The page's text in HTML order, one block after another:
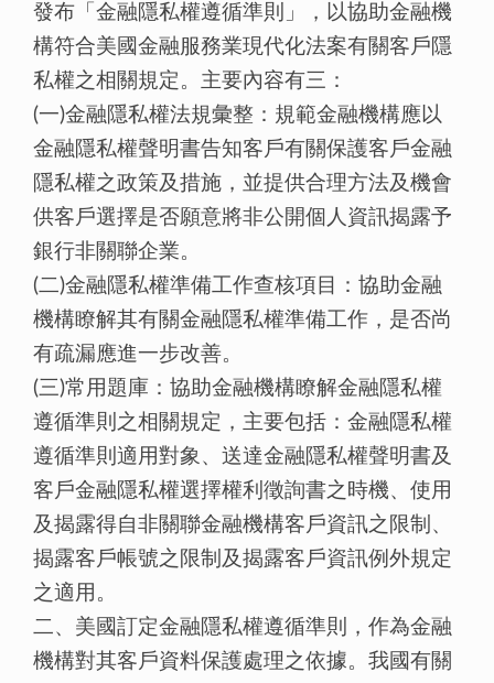
發布「金融隱私權遵循準則」，以協助金融機
構符合美國金融服務業現代化法案有關客戶隱
私權之相關規定。主要內容有三：
(一)金融隱私權法規彙整：規範金融機構應以
金融隱私權聲明書告知客戶有關保護客戶金融
隱私權之政策及措施，並提供合理方法及機會
供客戶選擇是否願意將非公開個人資訊揭露予
銀行非關聯企業。
(二)金融隱私權準備工作查核項目：協助金融
機構瞭解其有關金融隱私權準備工作，是否尚
有疏漏應進一步改善。
(三)常用題庫：協助金融機構瞭解金融隱私權
遵循準則之相關規定，主要包括：金融隱私權
遵循準則適用對象、送達金融隱私權聲明書及
客戶金融隱私權選擇權利徵詢書之時機、使用
及揭露得自非關聯金融機構客戶資訊之限制、
揭露客戶帳號之限制及揭露客戶資訊例外規定
之適用。
二、美國訂定金融隱私權遵循準則，作為金融
機構對其客戶資料保護處理之依據。我國有關